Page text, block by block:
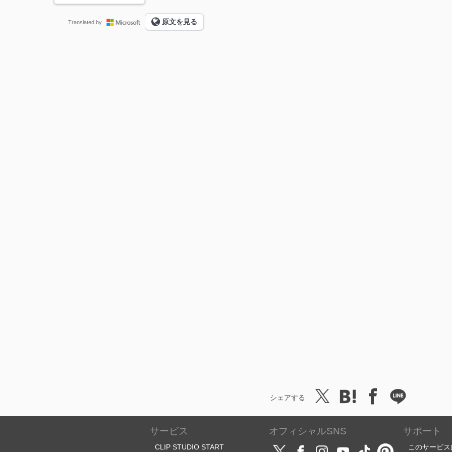
Translated by 原文を見る
シェアする
サービス
CLIP STUDIO START
オフィシャルSNS サポート
このサービ